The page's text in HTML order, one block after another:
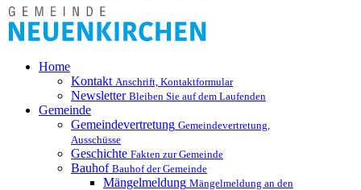
Home
Kontakt Anschrift, Kontaktformular
Newsletter Bleiben Sie auf dem Laufenden
Gemeinde
Gemeindevertretung Gemeindevertretung,
Ausschüsse
Geschichte Fakten zur Gemeinde
Bauhof Bauhof der Gemeinde
Mängelmeldung Mängelmeldung an den